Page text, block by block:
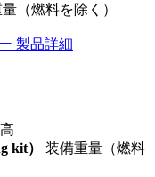
（燃料を除く）
製品詳細
kit） 装備重量（燃料